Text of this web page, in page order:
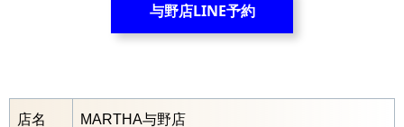
与野店LINE予約
店名 MARTHA与野店